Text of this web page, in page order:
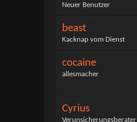
Neuer Benutzer
beast
Kacknap vom Dienst
cocaine
allesmacher
Cyrius
Verunsicherungsberater